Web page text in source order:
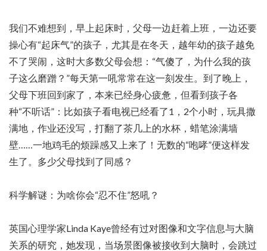
我们不难想到，早上起床时，父母一边赶着上班，一边还要
操心有“起床气”的孩子，尤其是在冬天，越年幼的孩子越免
不了哭闹，这时大多数父母会想：“气傻了，为什么我的孩
子这么磨蹭？”每天第一吼常常在这一刻发生。到了晚上，
父母下班回到家了，本来已经身心疲惫，但看到孩子各
种“不听话”：比如孩子看电视已经看了1，2个小时，玩具撒
满地，作业还没写，打翻了茶几上的水杯，蜡笔涂满墙
壁……一地鸡毛的烦躁感又上来了！无数的“咆哮”便这样发
生了。多少父母找到了同感？
科学解谜：为啥你会“忍不住”怒吼？
英国心理学家Linda Kaye曾经有过对图像和文字信息与大脑
关系的研究，她发现，当场景图像被接收到大脑时，会跳过